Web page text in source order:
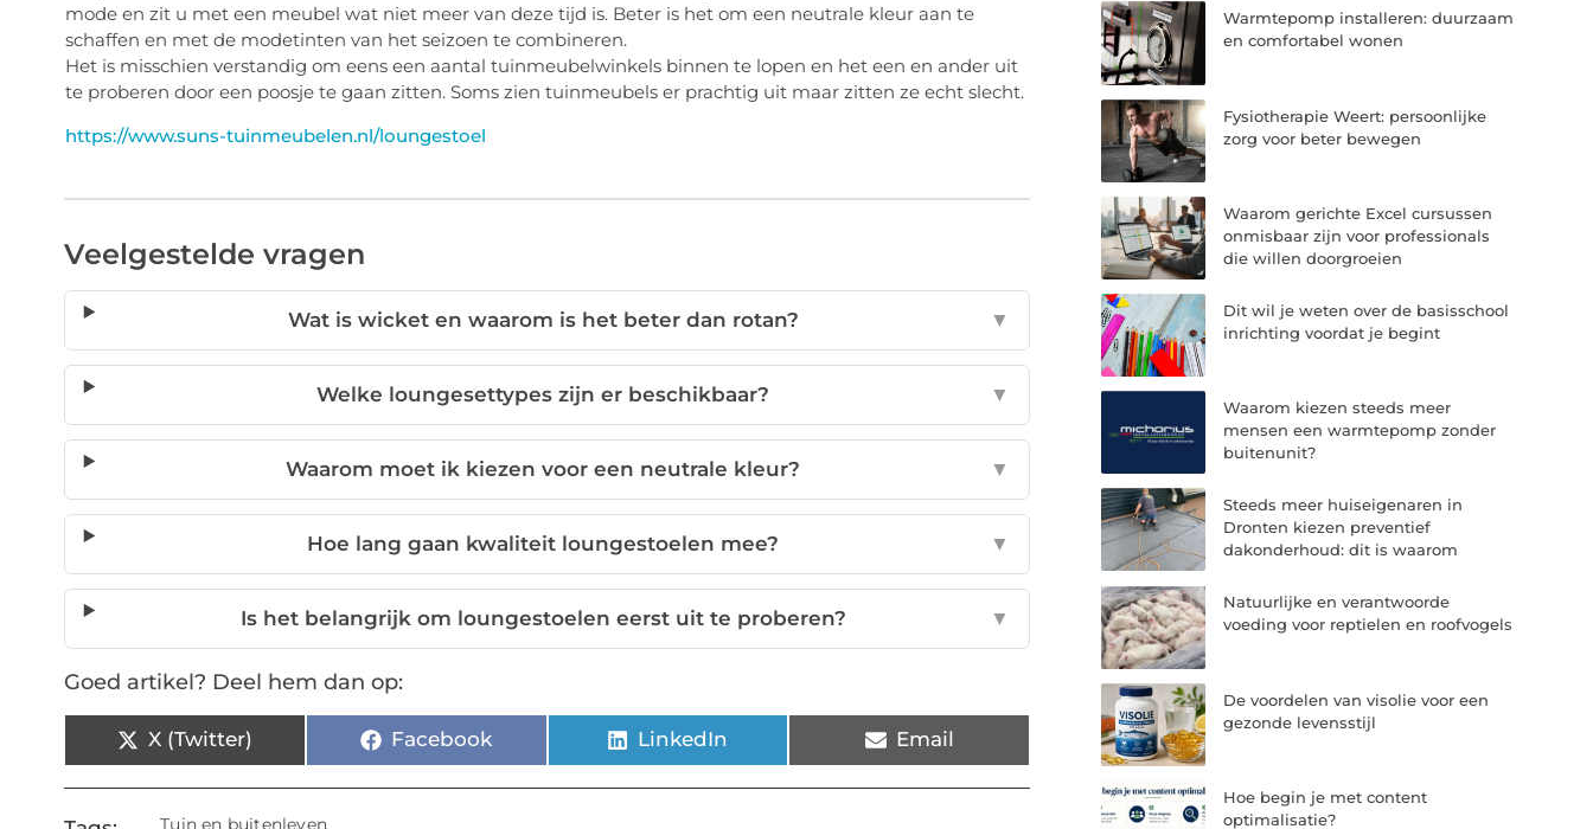
mode en zit u met een meubel wat niet meer van deze tijd is. Beter is het om een neutrale kleur aan te
schaffen en met de modetinten van het seizoen te combineren.
Het is misschien verstandig om eens een aantal tuinmeubelwinkels binnen te lopen en het een en ander uit
te proberen door een poosje te gaan zitten. Soms zien tuinmeubels er prachtig uit maar zitten ze echt slecht.
https://www.suns-tuinmeubelen.nl/loungestoel
Veelgestelde vragen
Wat is wicket en waarom is het beter dan rotan? ▼
Welke loungesettypes zijn er beschikbaar? ▼
Waarom moet ik kiezen voor een neutrale kleur? ▼
Hoe lang gaan kwaliteit loungestoelen mee? ▼
Is het belangrijk om loungestoelen eerst uit te proberen? ▼
Goed artikel? Deel hem dan op:
X (Twitter) Facebook LinkedIn Email
Tuin en buitenleven
Warmtepomp installeren: duurzaam
en comfortabel wonen
Fysiotherapie Weert: persoonlijke
zorg voor beter bewegen
Waarom gerichte Excel cursussen
onmisbaar zijn voor professionals
die willen doorgroeien
Dit wil je weten over de basisschool
inrichting voordat je begint
Waarom kiezen steeds meer
mensen een warmtepomp zonder
buitenunit?
Steeds meer huiseigenaren in
Dronten kiezen preventief
dakonderhoud: dit is waarom
Natuurlijke en verantwoorde
voeding voor reptielen en roofvogels
De voordelen van visolie voor een
gezonde levensstijl
Hoe begin je met content
optimalisatie?